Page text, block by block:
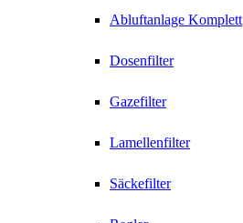
Abluftanlage Komplett
Dosenfilter
Gazefilter
Lamellenfilter
Säckefilter